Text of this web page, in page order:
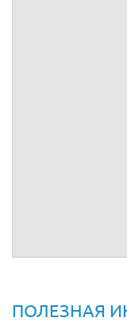
ПОЛЕЗНАЯ